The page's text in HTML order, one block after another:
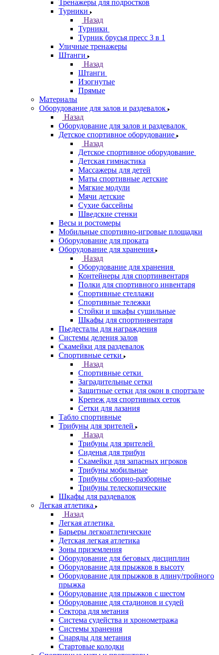
Тренажеры для подростков
Турники
Назад
Турники
Турник брусья пресс 3 в 1
Уличные тренажеры
Штанги
Назад
Штанги
Изогнутые
Прямые
Материалы
Оборудование для залов и раздевалок
Назад
Оборудование для залов и раздевалок
Детское спортивное оборудование
Назад
Детское спортивное оборудование
Детская гимнастика
Массажеры для детей
Маты спортивные детские
Мягкие модули
Мячи детские
Сухие бассейны
Шведские стенки
Весы и ростомеры
Мобильные спортивно-игровые площадки
Оборудование для проката
Оборудование для хранения
Назад
Оборудование для хранения
Контейнеры для спортинвентаря
Полки для спортивного инвентаря
Спортивные стеллажи
Спортивные тележки
Стойки и шкафы сушильные
Шкафы для спортинвентаря
Пьедесталы для награждения
Системы деления залов
Скамейки для раздевалок
Спортивные сетки
Назад
Спортивные сетки
Заградительные сетки
Защитные сетки для окон в спортзале
Крепеж для спортивных сеток
Сетки для лазания
Табло спортивные
Трибуны для зрителей
Назад
Трибуны для зрителей
Сиденья для трибун
Скамейки для запасных игроков
Трибуны мобильные
Трибуны сборно-разборные
Трибуны телескопические
Шкафы для раздевалок
Легкая атлетика
Назад
Легкая атлетика
Барьеры легкоатлетические
Детская легкая атлетика
Зоны приземления
Оборудование для беговых дисциплин
Оборудование для прыжков в высоту
Оборудование для прыжков в длину/тройного
прыжка
Оборудование для прыжков с шестом
Оборудование для стадионов и судей
Сектора для метания
Система судейства и хронометража
Системы хранения
Снаряды для метания
Стартовые колодки